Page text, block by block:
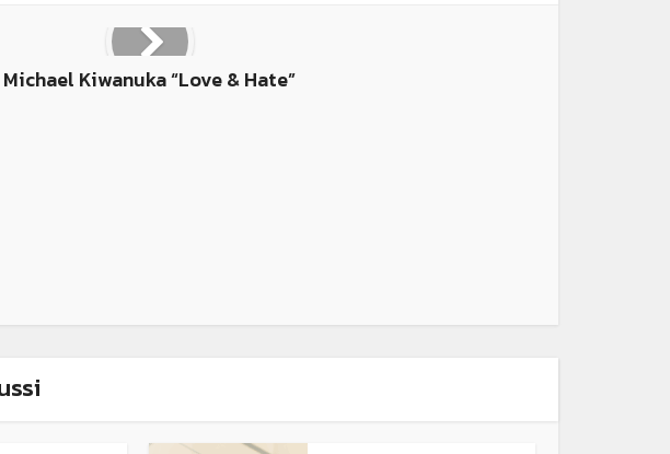
Michael Kiwanuka “Love & Hate”